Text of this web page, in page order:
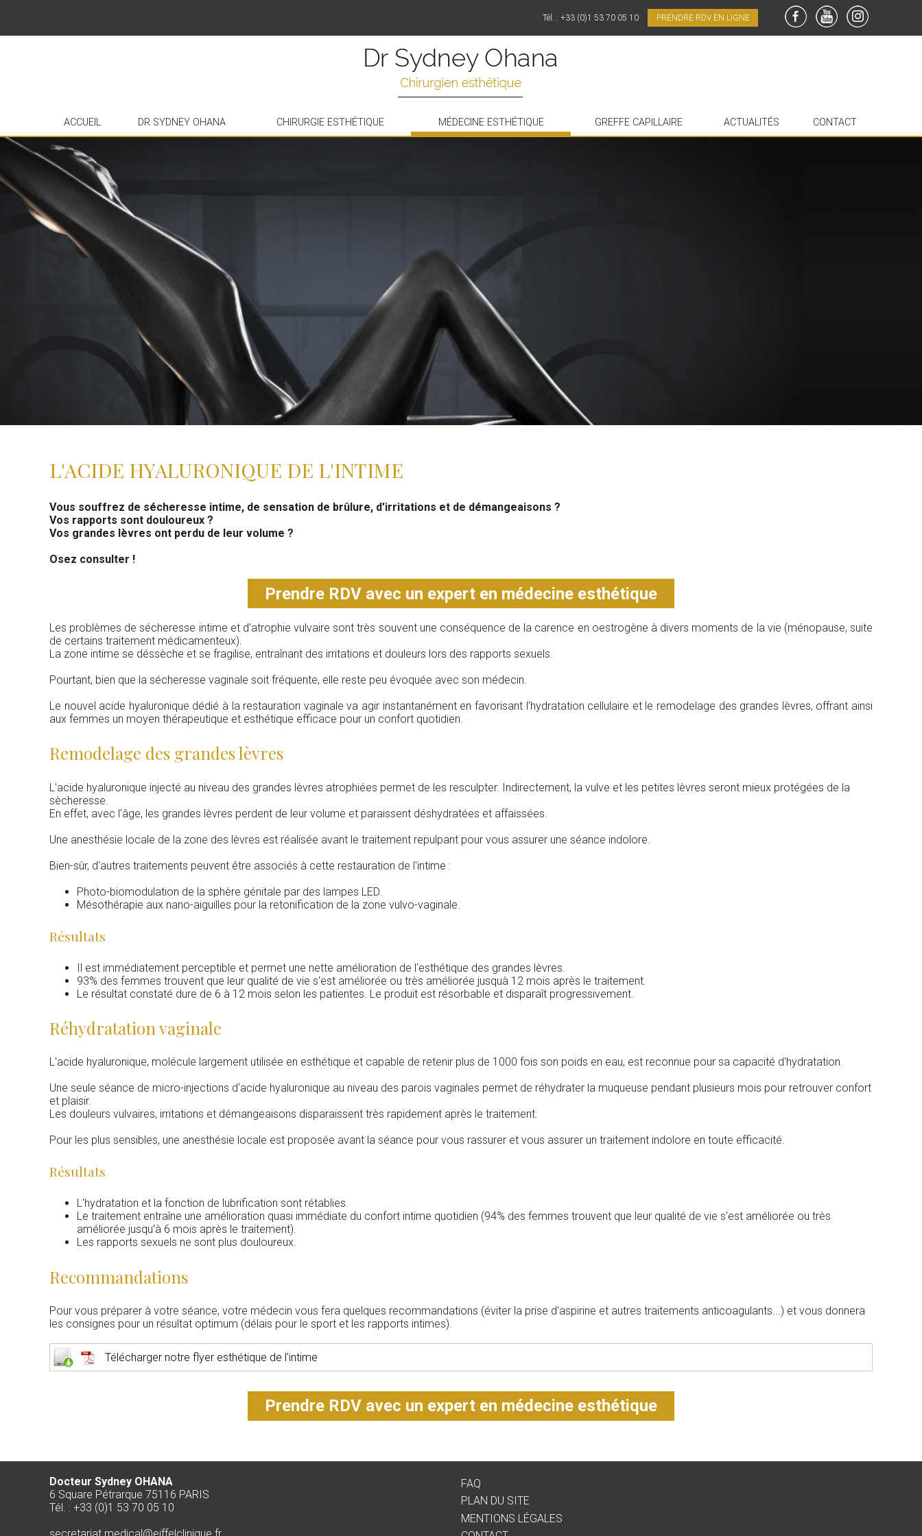
PRENDRE RDV EN LIGNE
Tél. : +33 (0)1 53 70 05 10
ACCUEIL DR SYDNEY OHANA CHIRURGIE ESTHÉTIQUE MÉDECINE ESTHÉTIQUE GREFFE CAPILLAIRE ACTUALITÉS CONTACT
L'ACIDE HYALURONIQUE DE L'INTIME
Vous souffrez de sécheresse intime, de sensation de brûlure, d'irritations et de démangeaisons ?
Vos rapports sont douloureux ?
Vos grandes lèvres ont perdu de leur volume ?
Osez consulter !
Prendre RDV avec un expert en médecine esthétique
Les problèmes de sécheresse intime et d'atrophie vulvaire sont très souvent une conséquence de la carence en oestrogène à divers moments de la vie (ménopause, suite
de certains traitement médicamenteux).
La zone intime se déssèche et se fragilise, entraînant des irritations et douleurs lors des rapports sexuels.
Pourtant, bien que la sécheresse vaginale soit fréquente, elle reste peu évoquée avec son médecin.
Le nouvel acide hyaluronique dédié à la restauration vaginale va agir instantanément en favorisant l'hydratation cellulaire et le remodelage des grandes lèvres, offrant ainsi
aux femmes un moyen thérapeutique et esthétique efficace pour un confort quotidien.
Remodelage des grandes lèvres
L'acide hyaluronique injecté au niveau des grandes lèvres atrophiées permet de les resculpter. Indirectement, la vulve et les petites lèvres seront mieux protégées de la
sècheresse.
En effet, avec l'âge, les grandes lèvres perdent de leur volume et paraissent déshydratées et affaissées.
Une anesthésie locale de la zone des lèvres est réalisée avant le traitement repulpant pour vous assurer une séance indolore.
Bien-sûr, d'autres traitements peuvent être associés à cette restauration de l'intime :
Photo-biomodulation de la sphère génitale par des lampes LED.
Mésothérapie aux nano-aiguilles pour la retonification de la zone vulvo-vaginale.
Résultats
Il est immédiatement perceptible et permet une nette amélioration de l'esthétique des grandes lèvres.
93% des femmes trouvent que leur qualité de vie s'est améliorée ou très améliorée jusquà 12 mois après le traitement.
Le résultat constaté dure de 6 à 12 mois selon les patientes. Le produit est résorbable et disparaît progressivement.
Réhydratation vaginale
L'acide hyaluronique, molécule largement utilisée en esthétique et capable de retenir plus de 1000 fois son poids en eau, est reconnue pour sa capacité d'hydratation.
Une seule séance de micro-injections d'acide hyaluronique au niveau des parois vaginales permet de réhydrater la muqueuse pendant plusieurs mois pour retrouver confort
et plaisir.
Les douleurs vulvaires, irritations et démangeaisons disparaissent très rapidement après le traitement.
Pour les plus sensibles, une anesthésie locale est proposée avant la séance pour vous rassurer et vous assurer un traitement indolore en toute efficacité.
Résultats
L'hydratation et la fonction de lubrification sont rétablies.
Le traitement entraîne une amélioration quasi immédiate du confort intime quotidien (94% des femmes trouvent que leur qualité de vie s'est améliorée ou très
améliorée jusqu'à 6 mois après le traitement).
Les rapports sexuels ne sont plus douloureux.
Recommandations
Pour vous préparer à votre séance, votre médecin vous fera quelques recommandations (éviter la prise d'aspirine et autres traitements anticoagulants...) et vous donnera
les consignes pour un résultat optimum (délais pour le sport et les rapports intimes).
Télécharger notre flyer esthétique de l'intime
Prendre RDV avec un expert en médecine esthétique
Docteur Sydney OHANA
6 Square Pétrarque 75116 PARIS
Tél. : +33 (0)1 53 70 05 10
FAQ
PLAN DU SITE
MENTIONS LÉGALES